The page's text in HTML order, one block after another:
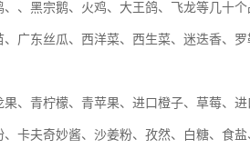
、黑宗鹅、火鸡、大王鸽、飞龙等几十个
广东丝瓜、西洋菜、西生菜、迷迭香、
、青柠檬、青苹果、进口橙子、草莓、进
卡夫奇妙酱、沙姜粉、孜然、白糖、食